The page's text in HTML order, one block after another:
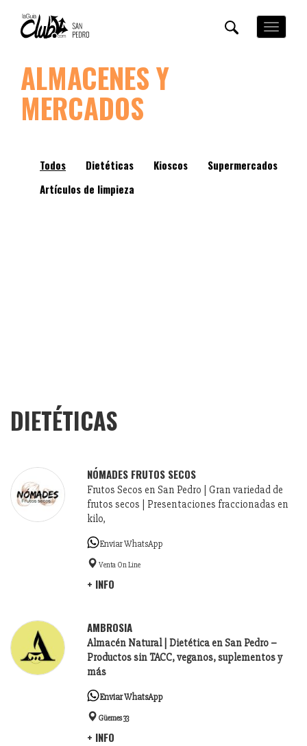
contenido
Toggle
navigation
ALMACENES Y
MERCADOS
Todos Dietéticas Kioscos
Supermercados
Artículos de limpieza
DIETÉTICAS
NÓMADES FRUTOS SECOS
Frutos Secos en San Pedro | Gran variedad de
frutos secos | Presentaciones fraccionadas en
kilo,
Enviar WhatsApp
Venta On Line
+ INFO
AMBROSIA
Almacén Natural | Dietética en San Pedro –
Productos sin TACC, veganos, suplementos y
más
Enviar WhatsApp
Güemes 33
+ INFO